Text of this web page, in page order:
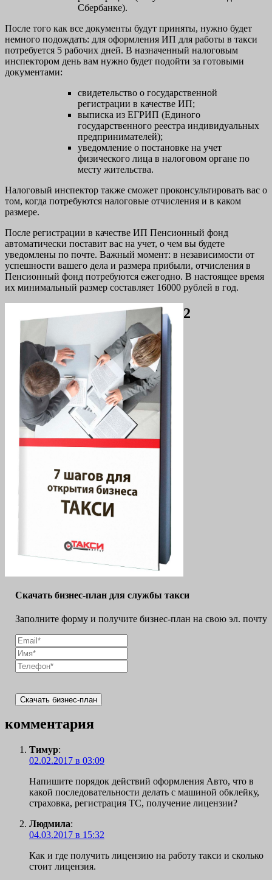
Сбербанке).
После того как все документы будут приняты, нужно будет
немного подождать: для оформления ИП для работы в такси
потребуется 5 рабочих дней. В назначенный налоговым
инспектором день вам нужно будет подойти за готовыми
документами:
свидетельство о государственной
регистрации в качестве ИП;
выписка из ЕГРИП (Единого
государственного реестра индивидуальных
предпринимателей);
уведомление о постановке на учет
физического лица в налоговом органе по
месту жительства.
Налоговый инспектор также сможет проконсультировать вас о
том, когда потребуются налоговые отчисления и в каком
размере.
После регистрации в качестве ИП Пенсионный фонд
автоматически поставит вас на учет, о чем вы будете
уведомлены по почте. Важный момент: в независимости от
успешности вашего дела и размера прибыли, отчисления в
Пенсионный фонд потребуются ежегодно. В настоящее время
их минимальный размер составляет 16000 рублей в год.
Скачать бизнес-план для службы такси
Заполните форму и получите бизнес-план на свою эл. почту
Скачать бизнес-план
2
комментария
Тимур:
02.02.2017 в 03:09
Напишите порядок действий оформления Авто, что в
какой последовательности делать с машиной обклейку,
страховка, регистрация ТС, получение лицензии?
Людмила:
04.03.2017 в 15:32
Как и где получить лицензию на работу такси и сколько
стоит лицензия.